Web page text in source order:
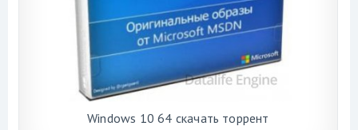
Windows 10 64 скачать торрент